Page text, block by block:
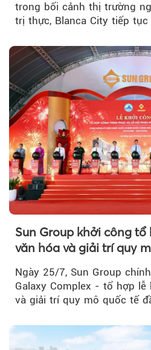
trong bối cảnh thị trường
trị thực, Blanca City tiếp
Sun Group khởi công tổ
văn hóa và giải trí quy
Ngày 25/7, Sun Group
Galaxy Complex - tổ hợp lễ
và giải trí quy mô quốc tế